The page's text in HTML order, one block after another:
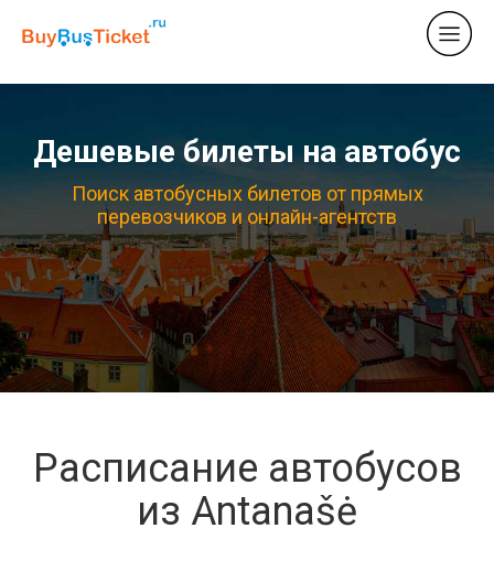
Дешевые билеты на автобус
Поиск автобусных билетов от прямых
перевозчиков и онлайн-агентств
Расписание автобусов
из Antanašė